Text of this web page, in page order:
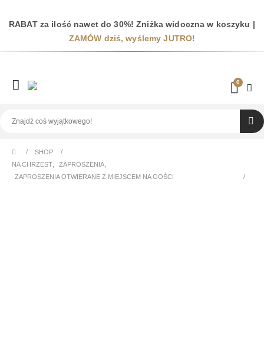
RABAT za ilość nawet do 30%! Zniżka widoczna w koszyku |
ZAMÓW dziś, wyślemy JUTRO!
0
SHOP
NA CHRZEST
ZAPROSZENIA
ZAPROSZENIA OTWIERANE Z MIEJSCEM NA GOŚCI